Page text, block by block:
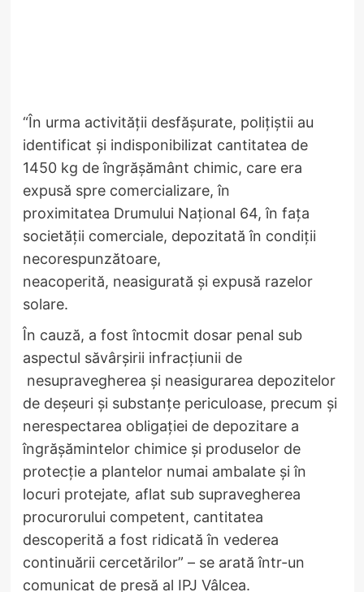
“În urma activității desfășurate, polițiștii au
identificat și indisponibilizat cantitatea de
1450 kg de îngrășământ chimic, care era
expusă spre comercializare, în
proximitatea Drumului Național 64, în fața
societății comerciale, depozitată în condiții
necorespunzătoare,
neacoperită, neasigurată și expusă razelor
solare.
În cauză, a fost întocmit dosar penal sub
aspectul săvârșirii infracțiunii de
nesupravegherea şi neasigurarea depozitelor
de deşeuri şi substanţe periculoase, precum şi
nerespectarea obligaţiei de depozitare a
îngrăşămintelor chimice şi produselor de
protecţie a plantelor numai ambalate şi în
locuri protejate, aflat sub supravegherea
procurorului competent, cantitatea
descoperită a fost ridicată în vederea
continuării cercetărilor” – se arată într-un
comunicat de presă al IPJ Vâlcea.